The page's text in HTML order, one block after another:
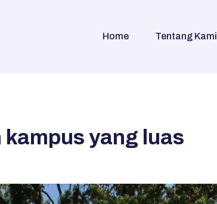
Home Tentang Kami
yang luas